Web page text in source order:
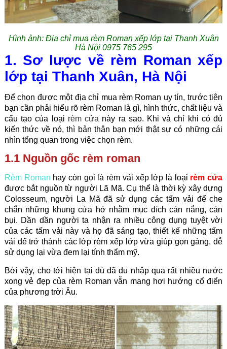
Hình ảnh: Địa chỉ mua rèm Roman xếp lớp tại Thanh Xuân
Hà Nội 0975 765 295
1. Sơ lược về rèm Roman xếp
lớp tại Thanh Xuân, Hà Nội
Để chọn được một địa chỉ mua rèm Roman uy tín, trước tiên
bạn cần phải hiểu rõ rèm Roman là gì, hình thức, chất liệu và
cấu tạo của loại rèm cửa này ra sao. Khi và chỉ khi có đủ
kiến thức về nó, thì bản thân bạn mới thật sự có những cái
nhìn tổng quan trong việc chọn rèm.
1.1 Nguồn gốc rèm roman
Rèm Roman hay còn gọi là rèm vải xếp lớp là loại rèm cửa
được bắt nguồn từ người Lã Mã. Cụ thể là thời kỳ xây dựng
Colosseum, người La Mã đã sử dụng các tấm vải để che
chắn những khung cửa hở nhằm mục đích cản nắng, cản
bụi. Dần dần người ta nhận ra nhiều công dụng tuyệt vời
của các tấm vải này và họ đã sáng tạo, thiết kế những tấm
vải để trở thành các lớp rèm xếp lớp vừa giúp gọn gàng, dễ
sử dụng lại vừa đem lại tính thẩm mỹ.
Bởi vậy, cho tới hiện tại dù đã du nhập qua rất nhiều nước
xong vẻ đẹp của rèm Roman vẫn mang hơi hướng cổ điển
của phương trời Âu.